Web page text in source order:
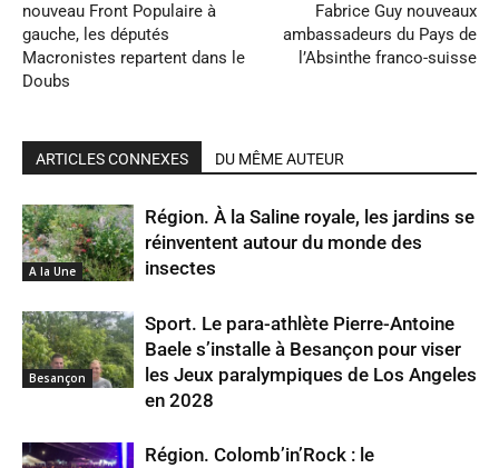
nouveau Front Populaire à
gauche, les députés
Macronistes repartent dans le
Doubs
Fabrice Guy nouveaux
ambassadeurs du Pays de
l’Absinthe franco-suisse
ARTICLES CONNEXES DU MÊME AUTEUR
A la Une
Région. À la Saline royale, les jardins se
réinventent autour du monde des
insectes
Besançon
Sport. Le para-athlète Pierre-Antoine
Baele s’installe à Besançon pour viser
les Jeux paralympiques de Los Angeles
en 2028
Région. Colomb’in’Rock : le